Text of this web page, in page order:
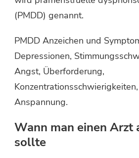
(PMDD) genannt.
PMDD Anzeichen und
Depressionen,
Angst, Überforderung,
Anspannung.
Wann man einen Arzt
sollte